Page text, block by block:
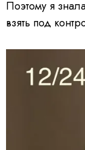
Поэтому я
взять под